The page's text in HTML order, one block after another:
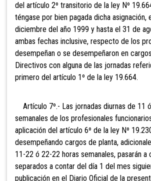
del artículo 2º transitorio de la ley Nº
téngase por bien pagada dicha asignación,
diciembre del año 1999 y hasta el 31 de
ambas fechas inclusive, respecto de los
desempeñan o se desempeñaron en
Directivos con alguna de las jornadas
primero del artículo 1º de la ley 19.664.
Artículo 7º.- Las jornadas diurnas de 11
semanales de los profesionales
aplicación del artículo 6º de la ley Nº
desempeñando cargos de planta,
11-22 ó 22-22 horas semanales, pasarán
separados a contar del día 1 del mes
publicación en el Diario Oficial de la